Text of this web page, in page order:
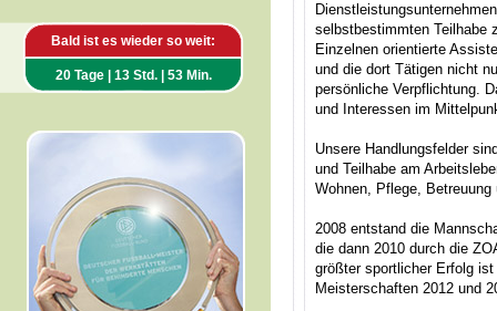
Bald ist es wieder so weit:
20 Tage | 13 Std. | 53 Min.
selbstbestimmten Teilhabe
Einzelnen orientierte
und die dort Tätigen nicht
persönliche Verpflichtung.
und Interessen im
Unsere Handlungsfelder
und Teilhabe am
Wohnen, Pflege,
2008 entstand die
die dann 2010 durch die
größter sportlicher Erfolg
Meisterschaften 2012 und